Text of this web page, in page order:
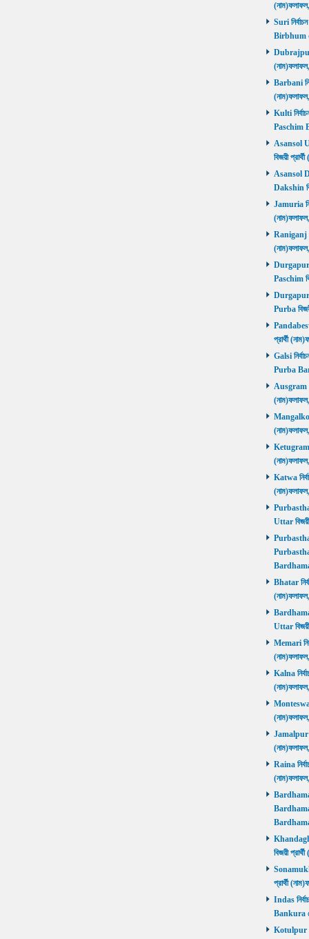
Suri
Birbhum
Dubrajpur
Barbani
Kulti
Paschim
Asansol
বিজয়ী
Asansol
Dakshin
Jamuria
Raniganj
Durgapur
Paschim
Durgapur
Purba
প্রার্থী
Galsi
Purba
Ausgram
Mangalkot
Ketugram
Katwa
Uttar
Bhatar
Uttar
Memari
Kalna
Monteswar
Jamalpur
Raina
বিজয়ী
Sonamukhi
প্রার্থী
Indas
Bankura
Kotulpur